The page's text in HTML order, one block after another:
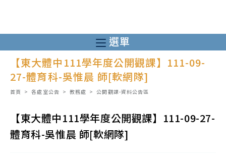
至
主
選單
【東大體中111學年度公開觀課】111-09-
27-體育科-吳惟晨 師[軟網隊]
首頁 > 各處室公告 > 教務處 > 公開觀課-資料公告區
【東大體中111學年度公開觀課】111-09-27-
體育科-吳惟晨 師[軟網隊]